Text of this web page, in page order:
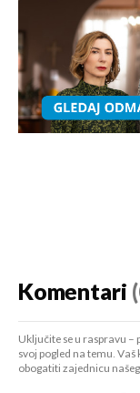
Komentari
Uključite se u raspravu
svoj pogled na temu.
obogatiti zajednicu